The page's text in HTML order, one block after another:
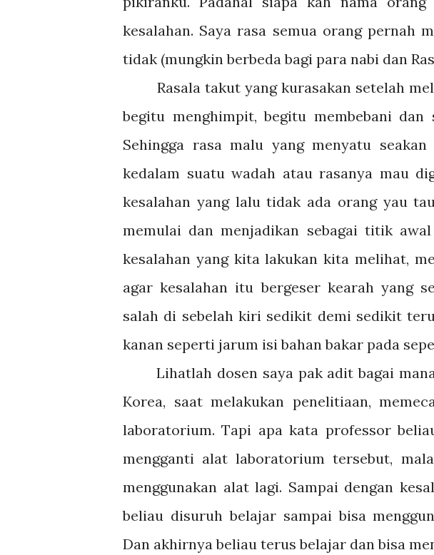
kesalahan. Saya rasa semua orang pernah
tidak (mungkin berbeda bagi para nabi dan
Rasala takut yang kurasakan setelah
begitu menghimpit, begitu membebani
Sehingga rasa malu yang menyatu
kedalam suatu wadah atau rasanya mau
kesalahan yang lalu tidak ada orang yau
memulai dan menjadikan sebagai titik
kesalahan yang kita lakukan kita melihat,
agar kesalahan itu bergeser kearah yang
salah di sebelah kiri sedikit demi sedikit
kanan seperti jarum isi bahan bakar pada
Lihatlah dosen saya pak adit bagai
Korea, saat melakukan penelitiaan,
laboratorium. Tapi apa kata professor
mengganti alat laboratorium tersebut,
menggunakan alat lagi. Sampai dengan
beliau disuruh belajar sampai bisa
Dan akhirnya beliau terus belajar dan bisa